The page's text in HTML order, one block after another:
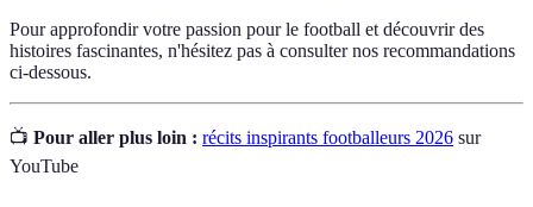
Pour approfondir votre passion pour le football et découvrir des
histoires fascinantes, n'hésitez pas à consulter nos recommandations
ci-dessous.
📺 Pour aller plus loin : récits inspirants footballeurs 2026 sur
YouTube